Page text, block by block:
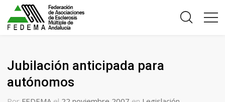
Jubilación anticipada para
autónomos